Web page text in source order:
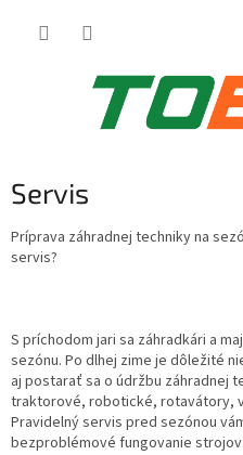
Servis
Príprava záhradnej techniky na
servis?
S príchodom jari sa záhradkári a
sezónu. Po dlhej zime je dôležité
aj postarať sa o údržbu záhradnej
traktorové, robotické, rotavátory,
Pravidelný servis pred sezónou
bezproblémové fungovanie strojov.